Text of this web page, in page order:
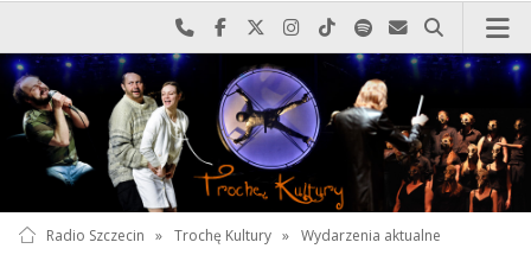
Najlepiej po prostu do nas zadzwoń
Odwiedź nas na Facebook-u
Odwiedź nas na X
Odwiedź nas na Instagram-ie
Odwiedź nas na TikTok-u
Szukaj nas na Spotify
Wyślij do nas
Szukaj
Radio Szczecin » Trochę Kultury » Wydarzenia aktualne